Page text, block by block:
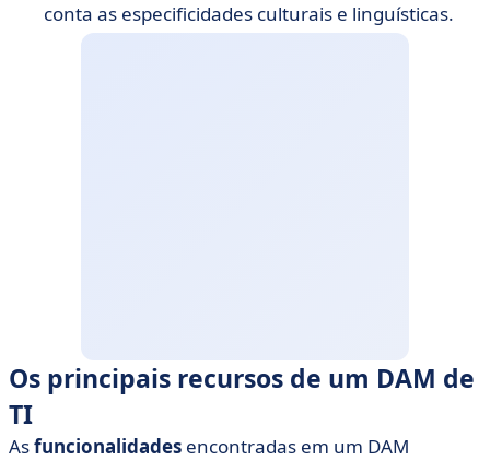
conta as especificidades culturais e linguísticas.
Os principais recursos de um DAM de
TI
Asfuncionalidades encontradas em um DAM